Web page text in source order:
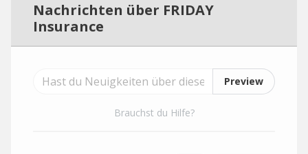
Nachrichten über FRIDAY
Insurance
Preview
Brauchst du Hilfe?